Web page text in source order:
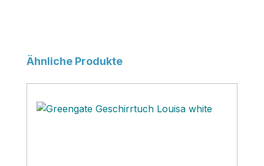
Produktgalerie überspringen
Ähnliche Produkte